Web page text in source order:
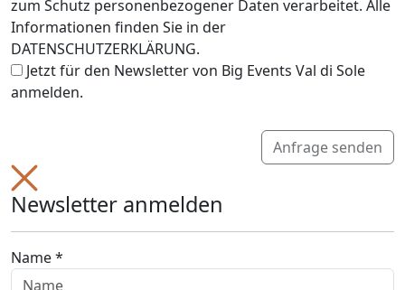
zum Schutz personenbezogener Daten verarbeitet. Alle
Informationen finden Sie in der
DATENSCHUTZERKLÄRUNG.
Jetzt für den Newsletter von Big Events Val di Sole
anmelden.
Anfrage senden
Newsletter anmelden
Name *